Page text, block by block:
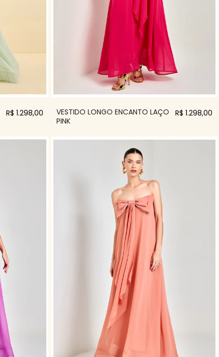
R$ 1.298,00
VESTIDO LONGO ENCANTO LAÇO
PINK
R$ 1.298,00